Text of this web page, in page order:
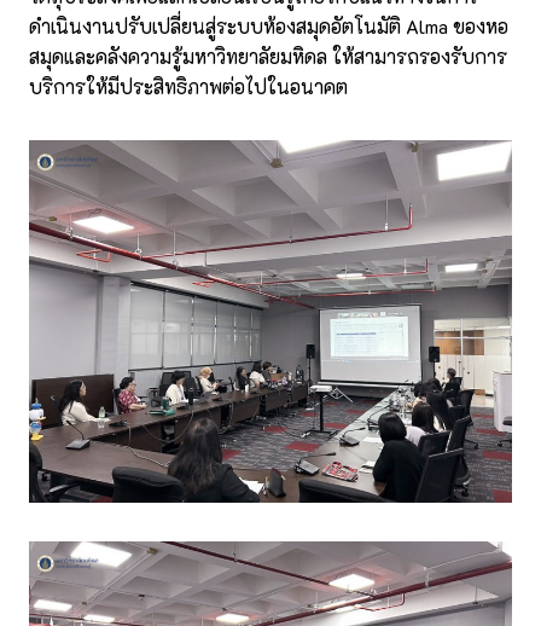
ดำเนินงานปรับเปลี่ยนสู่ระบบห้องสมุดอัตโนมัติ Alma ของหอ
สมุดและคลังความรู้มหาวิทยาลัยมหิดล ให้สามารถรองรับการ
บริการให้มีประสิทธิภาพต่อไปในอนาคต